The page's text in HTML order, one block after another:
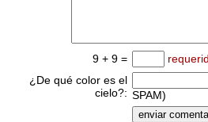
9 + 9 =
¿De qué color es el
cielo?: SPAM)